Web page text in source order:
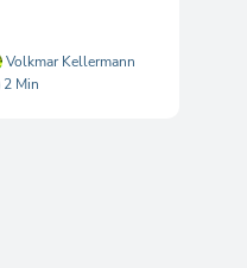
Volkmar Kellermann
2 Min